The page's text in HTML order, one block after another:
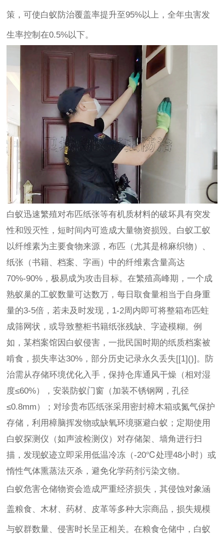
策，可使白蚁防治覆盖率提升至95%以上，全年虫害发
生率控制在0.5%以下。
白蚁迅速繁殖对布匹纸张等有机质材料的破坏具有突发
性和毁灭性，短时间内可造成大量物资损毁。白蚁工蚁
以纤维素为主要食物来源，布匹（尤其是棉麻织物）、
纸张（书籍、档案、字画）中的纤维素含量高达
70%-90%，极易成为攻击目标。在繁殖高峰期，一个成
熟蚁巢的工蚁数量可达数万，每日取食量相当于自身重
量的3-5倍，若未及时发现，1-2周内即可将整箱布匹蛀
成筛网状，或导致整柜书籍纸张残缺、字迹模糊。例
如，某档案馆因白蚁侵害，一批民国时期的纸质档案被
啃食，损失率达30%，部分历史记录永久丢失[[1]()]。防
治需从存储环境优化入手，保持仓库通风干燥（相对湿
度≤60%），安装防蚁门窗（加装不锈钢网，孔径
≤0.8mm）；对珍贵布匹纸张采用密封樟木箱或氮气保护
存储，利用樟脑挥发物或缺氧环境驱避白蚁；定期使用
白蚁探测仪（如声波检测仪）对存储架、墙角进行扫
描，发现蚁迹立即采用低温冷冻（-20℃处理48小时）或
惰性气体熏蒸法灭杀，避免化学药剂污染文物。
白蚁危害仓储物资会造成严重经济损失，其侵蚀对象涵
盖粮食、木材、药材、皮革等多种大宗商品，损失规模
与蚁群数量、侵害时长呈正相关。在粮食仓储中，白蚁